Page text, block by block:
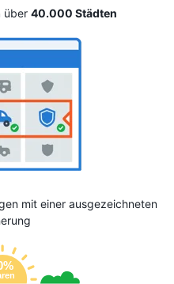
über 40.000 Städten
mit einer ausgezeichneten